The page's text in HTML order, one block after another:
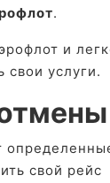
.
и
свои услуги.
свой рейс